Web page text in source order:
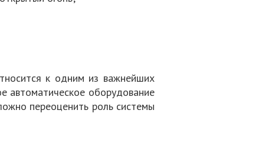
к одним из важнейших
автоматическое оборудование
переоценить роль системы